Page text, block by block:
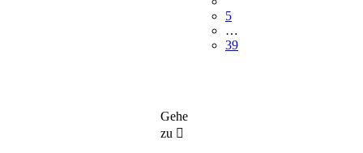
5
…
39
Gehe
zu